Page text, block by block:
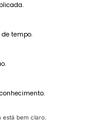
tempo.
está bem claro.